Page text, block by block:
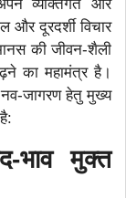
व्यक्तिगत और
दूरदर्शी विचार
की जीवन-शैली
का महामंत्र है।
जागरण हेतु मुख्य
भाव मुक्त